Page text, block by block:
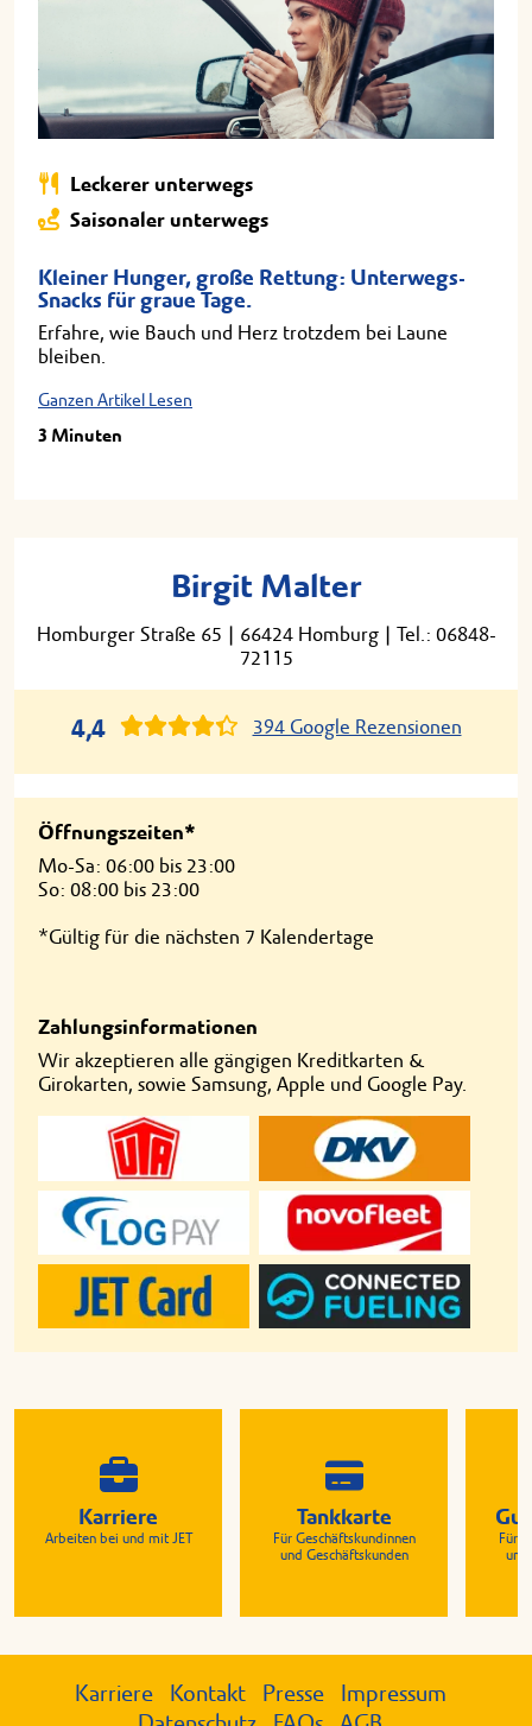
Leckerer unterwegs
Saisonaler unterwegs
Kleiner Hunger, große Rettung: Unterwegs-
Snacks für graue Tage.
Erfahre, wie Bauch und Herz trotzdem bei Laune
bleiben.
Ganzen Artikel Lesen
3 Minuten
Birgit Malter
Homburger Straße 65 66424 Homburg| Tel.: 06848-
72115
4,4 394 Google Rezensionen
Öffnungszeiten*
Mo-Sa: 06:00 bis 23:00
So: 08:00 bis 23:00
*Gültig für die nächsten 7 Kalendertage
Zahlungsinformationen
Wir akzeptieren alle gängigen Kreditkarten &
Girokarten, sowie Samsung, Apple und Google Pay.
Karriere
Arbeiten bei und mit JET
Tankkarte
Für Geschäftskundinnen
und Geschäftskunden
Für
und
Karriere Kontakt Presse
Impressum